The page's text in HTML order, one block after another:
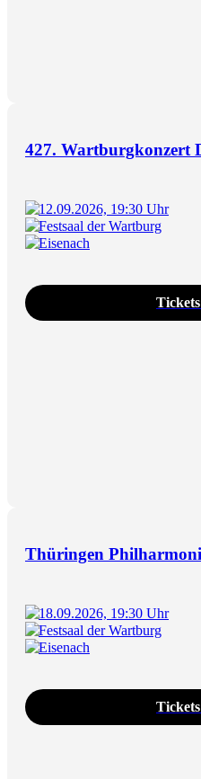
427. Wartburgkonzert
12.09.2026, 19:30 Uhr
Festsaal der Wartburg
Eisenach
Thüringen
18.09.2026, 19:30 Uhr
Festsaal der Wartburg
Eisenach